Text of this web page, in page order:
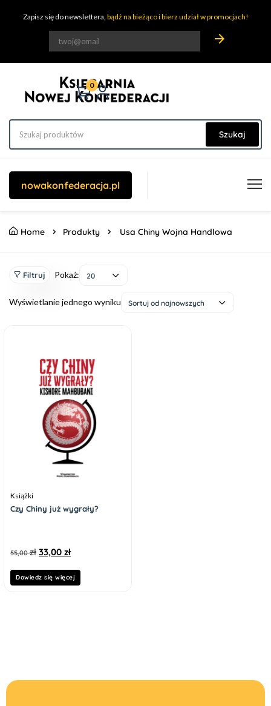
Zapisz się do newslettera, bądź na bieżąco i bierz udział w promocjach!
arrow_forward
0
Szukaj
nowakonfederacja.pl
Home Produkty Usa Chiny Wojna Handlowa
Filtruj Pokaż: 20
Wyświetlanie jednego wyniku Sortuj od najnowszych
Książki
Czy Chiny już wygrały?
55,00zł 33,00 zł
Dowiedz się więcej